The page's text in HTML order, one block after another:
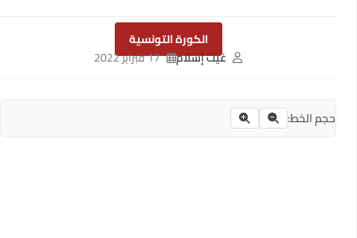
الكورة التونسية
غيث إسلام
17 فبراير 2022
حجم الخط: